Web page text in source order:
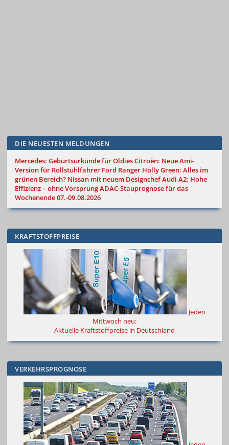
DIE NEUESTEN MELDUNGEN
Mercedes: Geburtsurkunde für OldiesCitroën: Neue Ami-
Version für Rollstuhlfahrer Ford Ranger Holly Green: Alles im
grünen Bereich? Nissan mit neuem DesignchefAudi A2: Hohe
Effizienz – ohne VorsprungADAC-Stauprognose für das
Wochenende 07.-09.08.2026
KRAFTSTOFFPREISE
Jeden
Mittwoch neu:
Aktuelle Kraftstoffpreise in Deutschland
VERKEHRSPROGNOSE